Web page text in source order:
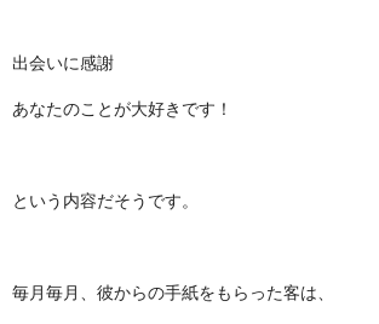
出会いに感謝
あなたのことが大好きです！
という内容だそうです。
毎月毎月、彼からの手紙をもらった客は、